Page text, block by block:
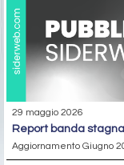
29 maggio 2026
report banda
Aggiornamento Giugno